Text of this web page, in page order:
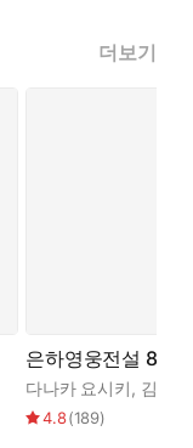
더보기
은하영웅전설 8
다나카 요시키, 김완
4.8(189)